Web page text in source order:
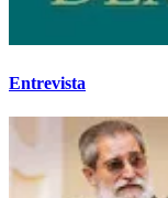
Entrevista